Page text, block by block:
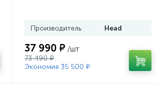
Производитель Head
37 990 ₽ /шт
73 490 ₽
Экономия 35 500 ₽